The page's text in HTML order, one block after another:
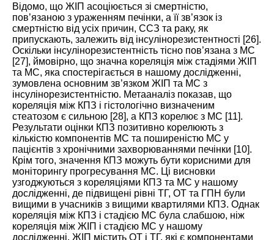
Відомо, що ЖІП асоціюється зі смертністю,
пов’язаною з ураженням печінки, а її зв’язок із
смертністю від усіх причин, ССЗ та раку, як
припускають, залежить від інсулінорезистентності [26].
Оскільки інсулінорезистентність тісно пов’язана з МС
[27], ймовірно, що значна кореляція між стадіями ЖІП
та МС, яка спостерігається в нашому дослідженні,
зумовлена основним зв’язком ЖІП та МС з
інсулінорезистентністю. Метааналіз показав, що
кореляція між КПЗ і гістологічно визначеним
стеатозом є сильною [28], а КПЗ корелює з МС [11].
Результати оцінки КПЗ позитивно корелюють з
кількістю компонентів МС та поширеністю МС у
пацієнтів з хронічними захворюваннями печінки [10].
Крім того, значення КПЗ можуть бути корисними для
моніторингу прогресування МС. Ці висновки
узгоджуються з кореляціями КПЗ та МС у нашому
дослідженні, де підвищені рівні ТГ, ОТ та ГПН були
вищими в учасників з вищими квартилями КПЗ. Однак
кореляція між КПЗ і стадією МС була слабшою, ніж
кореляція між ЖІП і стадією МС у нашому
дослідженні. ЖІП містить ОТ і ТГ, які є компонентами